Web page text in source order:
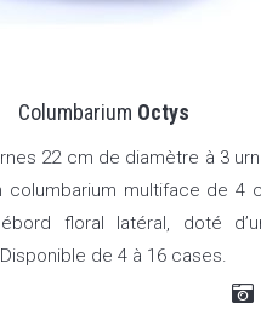
Columbarium Octys
22 cm de diamètre à 3
columbarium multiface de 4
floral latéral, doté
de 4 à 16 cases.